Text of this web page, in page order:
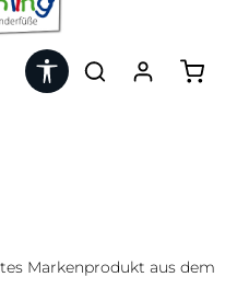
Werkzeugleiste anzeigen
Markenprodukt aus dem